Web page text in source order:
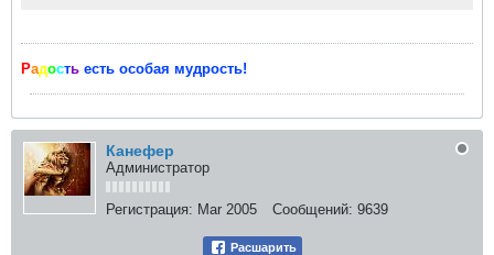
Радость есть особая мудрость!
Канефер
Администратор
Регистрация: Mar 2005 Сообщений: 9639
Расшарить